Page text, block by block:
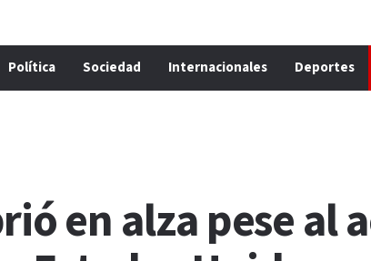
Política Sociedad Internacionales Deportes
en alza pese al